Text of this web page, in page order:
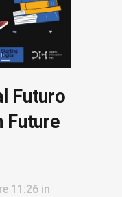
Futuro
Future
11:26 in